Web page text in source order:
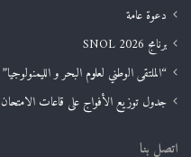
دعوة عامة
برنامج SNOL 2026
“الملتقى الوطني لعلوم البحر و الليمنولوجيا”
جدول توزيع الأفواج على قاعات الامتحان
اتصل بنا